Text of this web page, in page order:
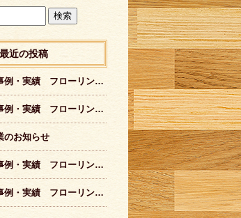
最近の投稿
リペア事例・実績 フローリング掃き出し部分の広範囲劣化変色のリペア実績
リペア事例・実績 フローリングに出来てしまった傷のリペア実績 無垢材フローリング
のお知らせ
リペア事例・実績 フローリングに出来てしまった傷のリペア実績 シートフローリング
リペア事例・実績 フローリングに出来てしまった傷のリペア実績 突板フローリング